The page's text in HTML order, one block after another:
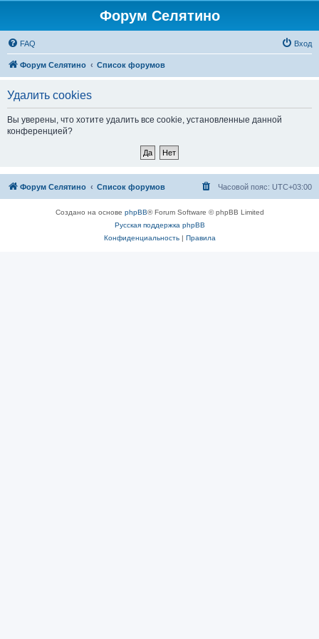
Форум Селятино
FAQ Вход
Форум Селятино Список форумов
Удалить cookies
Вы уверены, что хотите удалить все cookie, установленные данной
конференцией?
Форум Селятино Список форумов Часовой пояс: UTC+03:00
Создано на основе phpBB® Forum Software © phpBB Limited
Русская поддержка phpBB
Конфиденциальность| Правила